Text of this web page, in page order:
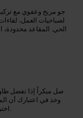
جو مريح وعفوي مع
لصباحيات العمل،
الحي. المقاعد
صل مبكراً إذا تفضل
وخذ في اعتبارك أن
اختر مكانك، وتجنب المجموعات الكبيرة وقت الذروة.